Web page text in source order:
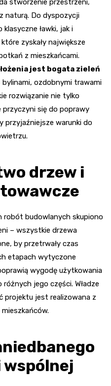
stworzenie przestrzeni,
naturą. Do dyspozycji
ławki, jak i
zyskały największe
z mieszkańcami.
jest bogata zieleń
bylinami, ozdobnymi trawami
rozwiązanie nie tylko
przyczyni się do poprawy
przyjaźniejsze warunki do
drzew i
robót budowlanych skupiono
– wszystkie drzewa
by przetrwały czas
etapach wytyczone
wygodę użytkowania
jego części. Władze
projektu jest realizowana z